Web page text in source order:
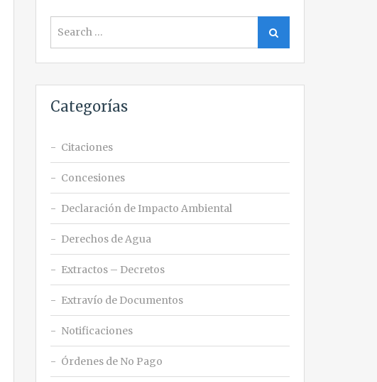
for:
Search
Categorías
Citaciones
Concesiones
Declaración de Impacto Ambiental
Derechos de Agua
Extractos – Decretos
Extravío de Documentos
Notificaciones
Órdenes de No Pago